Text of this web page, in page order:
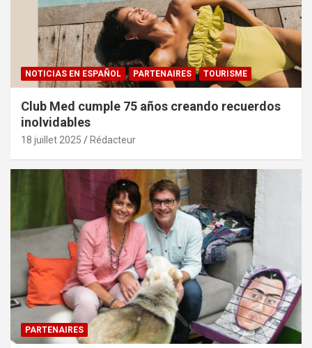
NOTICIAS EN ESPAÑOL PARTENAIRES TOURISME
Club Med cumple 75 años creando recuerdos
inolvidables
18 juillet 2025 Rédacteur
PARTENAIRES